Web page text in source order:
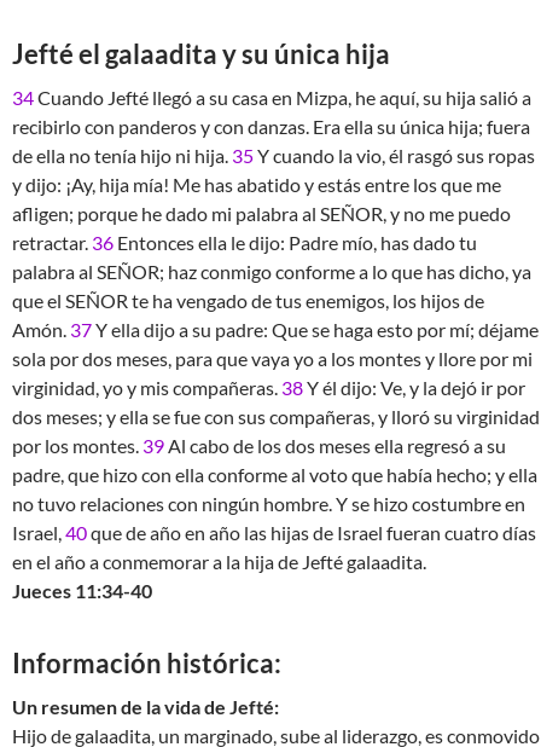
Jefté el galaadita y su única hija
34Cuando Jefté llegó a su casa en Mizpa, he aquí, su hija salió a
recibirlo con panderos y con danzas. Era ella su única hija; fuera
de ella no tenía hijo ni hija. 35Y cuando la vio, él rasgó sus ropas
y dijo: ¡Ay, hija mía! Me has abatido y estás entre los que me
afligen; porque he dado mi palabra al SEÑOR, y no me puedo
retractar. 36 Entonces ella le dijo: Padre mío, has dado tu
palabra al SEÑOR; haz conmigo conforme a lo que has dicho, ya
que el SEÑOR te ha vengado de tus enemigos, los hijos de
Amón. 37Y ella dijo a su padre: Que se haga esto por mí; déjame
sola por dos meses, para que vaya yo a los montes y llore por mi
virginidad, yo y mis compañeras. 38Y él dijo: Ve, y la dejó ir por
dos meses; y ella se fue con sus compañeras, y lloró su virginidad
por los montes. 39Al cabo de los dos meses ella regresó a su
padre, que hizo con ella conforme al voto que había hecho; y ella
no tuvo relaciones con ningún hombre. Y se hizo costumbre en
Israel,40que de año en año las hijas de Israel fueran cuatro días
en el año a conmemorar a la hija de Jefté galaadita.
Jueces 11:34-40
Información histórica:
Un resumen de la vida de Jefté:
Hijo de galaadita, un marginado, sube al liderazgo, es conmovido